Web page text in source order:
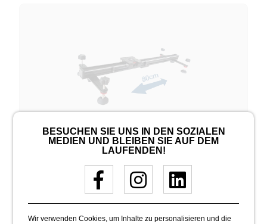
KAMARA SLIDER
BESUCHEN SIE UNS IN DEN SOZIALEN
MEDIEN UND BLEIBEN SIE AUF DEM
LAUFENDEN!
Wir verwenden Cookies, um Inhalte zu personalisieren und die